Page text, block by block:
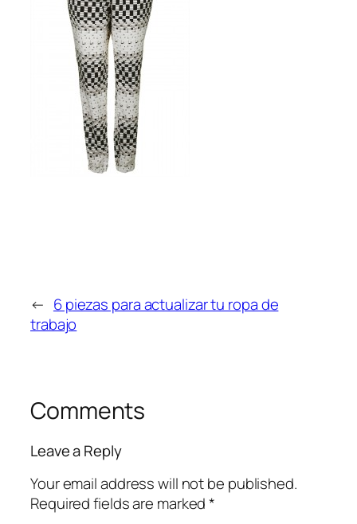
← 6 piezas para actualizar tu ropa de
trabajo
Comments
Leave a Reply
Your email address will not be published.
Required fields are marked*